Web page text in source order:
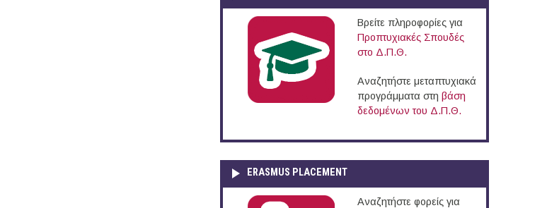
Βρείτε πληροφορίες για
Προπτυχιακές Σπουδές
στο Δ.Π.Θ.
Αναζητήστε μεταπτυχιακά
προγράμματα στη βάση
δεδομένων του Δ.Π.Θ.
ERASMUS PLACEMENT
Αναζητήστε φορείς για